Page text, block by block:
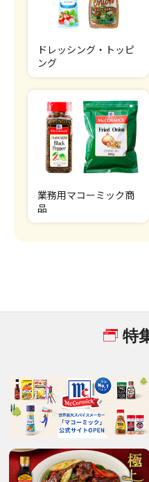
ドレッシング・トッピ
ング
業務用マコーミック商
品
特